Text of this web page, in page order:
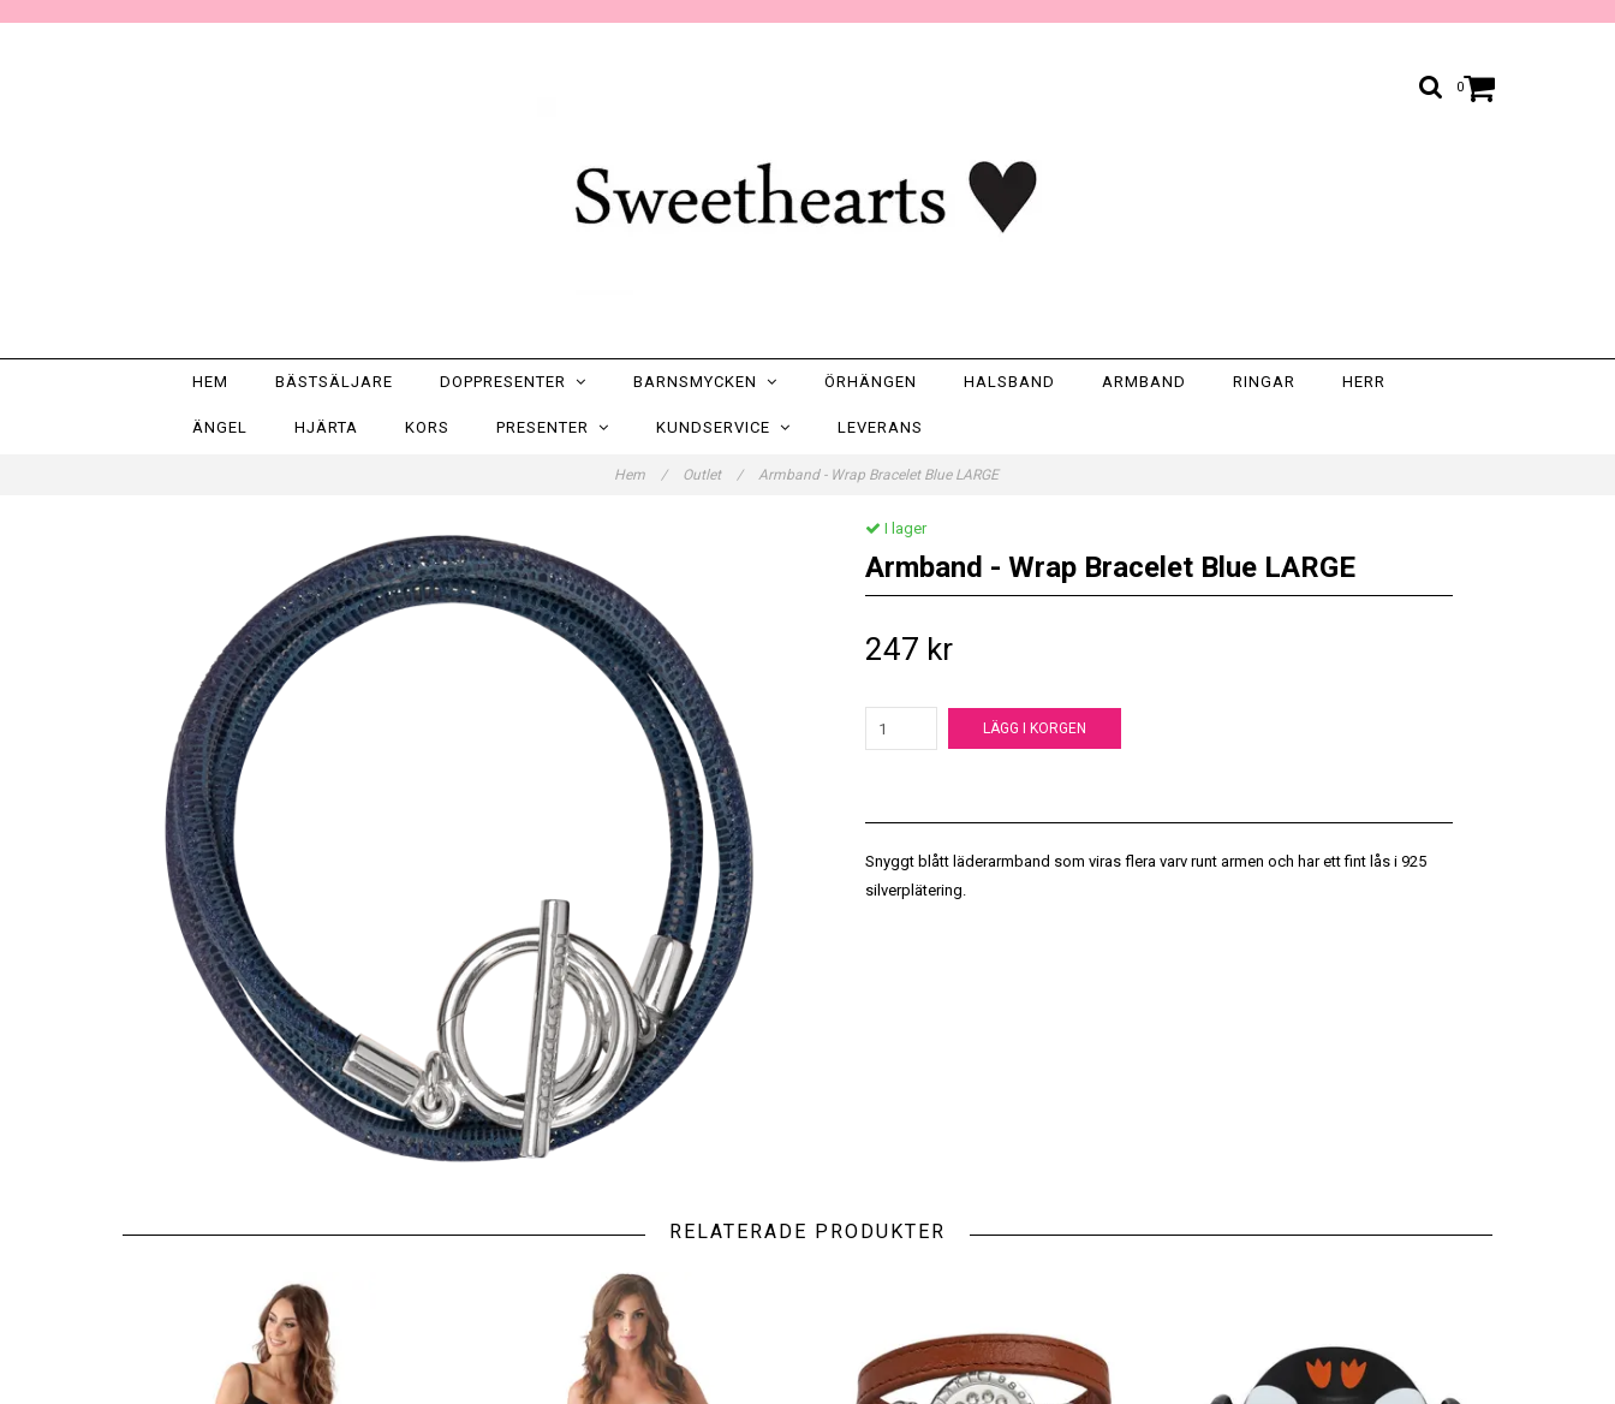
0
HEM BÄSTSÄLJARE DOPPRESENTER BARNSMYCKEN ÖRHÄNGEN HALSBAND ARMBAND RINGAR HERR
ÄNGEL HJÄRTA KORS PRESENTER KUNDSERVICE LEVERANS
Hem / Outlet / Armband - Wrap Bracelet Blue LARGE
I lager
Armband - Wrap Bracelet Blue LARGE
247 kr
LÄGG I KORGEN
Snyggt blått läderarmband som viras flera varv runt armen och har ett fint lås i 925
silverplätering.
RELATERADE PRODUKTER